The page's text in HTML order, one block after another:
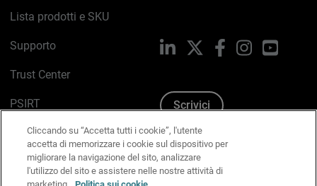
Lista prodotti e SKU
Supporto
Trust Center
PSIRT
Politica sui cookie
Informativa sulla privacy
LinkedIn FacebookInstagram
Scrivici
Cliccando su “Accetta tutti i cookie”, l'utente
accetta di memorizzare i cookie sul dispositivo per
migliorare la navigazione del sito, analizzare
l'utilizzo del sito e assistere nelle nostre attività di